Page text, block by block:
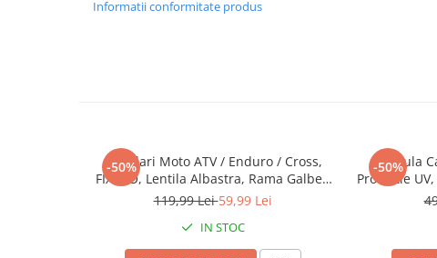
Informatii conformitate produs
-50%
Ochelari Moto ATV / Enduro / Cross,
FIXATO, Lentila Albastra, Rama Galben
cu Negru
119,99 Lei59,99 Lei
IN STOC
-50%
Cagula
Protectie
Marime